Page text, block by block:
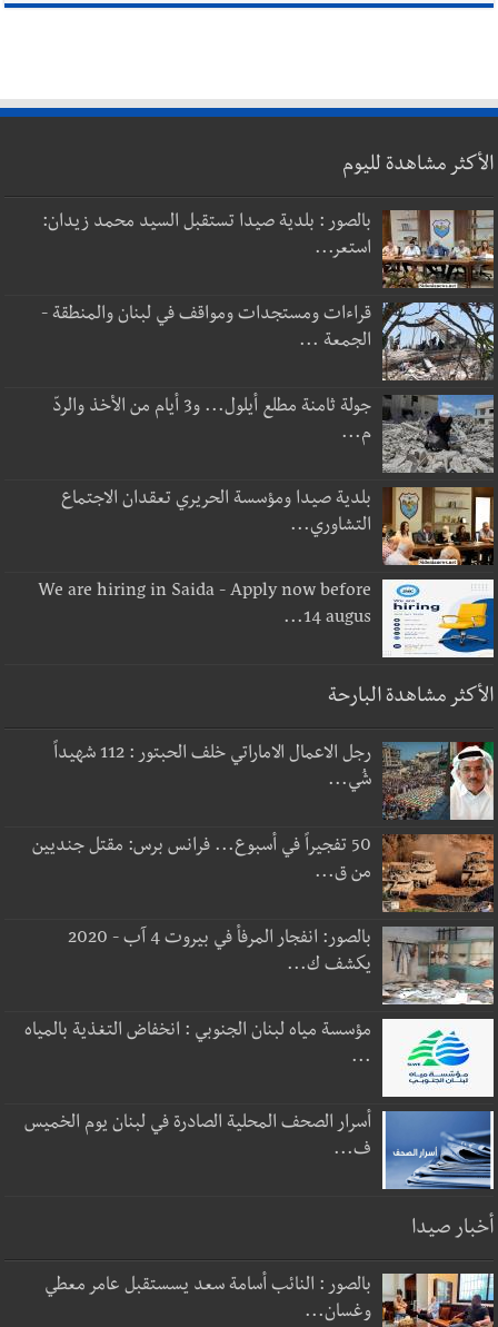
الأكثر مشاهدة لليوم
بالصور : بلدية صيدا تستقبل السيد محمد زيدان:
استعر...
قراءات ومستجدات ومواقف في لبنان والمنطقة -
الجمعة ...
جولة ثامنة مطلع أيلول... و3 أيام من الأخذ والردّ
م...
بلدية صيدا ومؤسسة الحريري تعقدان الاجتماع
التشاوري...
We are hiring in Saida - Apply now before
14 augus...
الأكثر مشاهدة البارحة
رجل الاعمال الاماراتي خلف الحبتور : 112 شهيداً
شُي...
50 تفجيراً في أسبوع... فرانس برس: مقتل جنديين
من ق...
بالصور: انفجار المرفأ في بيروت 4 آب - 2020
يكشف ك...
مؤسسة مياه لبنان الجنوبي : انخفاض التغذية بالمياه
...
أسرار الصحف المحلية الصادرة في لبنان يوم الخميس
ف...
أخبار صيدا
بالصور : النائب أسامة سعد يسستقبل عامر معطي
وغسان...